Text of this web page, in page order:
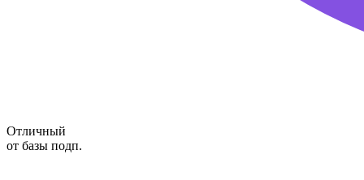
Отличный
от базы подп.